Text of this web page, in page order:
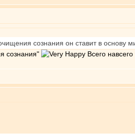
сознания он ставит в основу
сознания"
Всего